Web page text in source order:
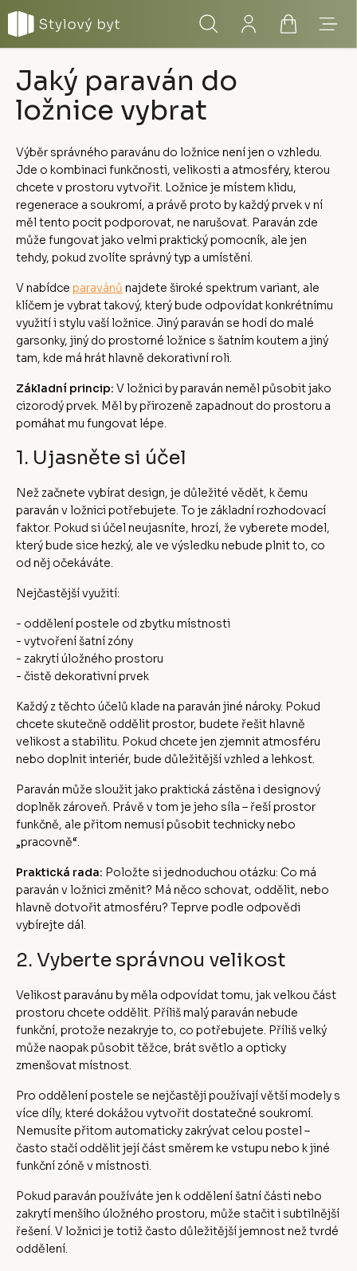
obsah
Hledat PřihlášeníNákupní
košík
Menu
Jaký paraván do
ložnice vybrat
Výběr správného paravánu do ložnice není jen o vzhledu.
Jde o kombinaci funkčnosti, velikosti a atmosféry, kterou
chcete v prostoru vytvořit. Ložnice je místem klidu,
regenerace a soukromí, a právě proto by každý prvek v ní
měl tento pocit podporovat, ne narušovat. Paraván zde
může fungovat jako velmi praktický pomocník, ale jen
tehdy, pokud zvolíte správný typ a umístění.
V nabídce paravánů najdete široké spektrum variant, ale
klíčem je vybrat takový, který bude odpovídat konkrétnímu
využití i stylu vaší ložnice. Jiný paraván se hodí do malé
garsonky, jiný do prostorné ložnice s šatním koutem a jiný
tam, kde má hrát hlavně dekorativní roli.
Základní princip: V ložnici by paraván neměl působit jako
cizorodý prvek. Měl by přirozeně zapadnout do prostoru a
pomáhat mu fungovat lépe.
1. Ujasněte si účel
Než začnete vybírat design, je důležité vědět, k čemu
paraván v ložnici potřebujete. To je základní rozhodovací
faktor. Pokud si účel neujasníte, hrozí, že vyberete model,
který bude sice hezký, ale ve výsledku nebude plnit to, co
od něj očekáváte.
Nejčastější využití:
- oddělení postele od zbytku místnosti
- vytvoření šatní zóny
- zakrytí úložného prostoru
- čistě dekorativní prvek
Každý z těchto účelů klade na paraván jiné nároky. Pokud
chcete skutečně oddělit prostor, budete řešit hlavně
velikost a stabilitu. Pokud chcete jen zjemnit atmosféru
nebo doplnit interiér, bude důležitější vzhled a lehkost.
Paraván může sloužit jako praktická zástěna i designový
doplněk zároveň. Právě v tom je jeho síla – řeší prostor
funkčně, ale přitom nemusí působit technicky nebo
„pracovně“.
Praktická rada: Položte si jednoduchou otázku: Co má
paraván v ložnici změnit? Má něco schovat, oddělit, nebo
hlavně dotvořit atmosféru? Teprve podle odpovědi
vybírejte dál.
2. Vyberte správnou velikost
Velikost paravánu by měla odpovídat tomu, jak velkou část
prostoru chcete oddělit. Příliš malý paraván nebude
funkční, protože nezakryje to, co potřebujete. Příliš velký
může naopak působit těžce, brát světlo a opticky
zmenšovat místnost.
Pro oddělení postele se nejčastěji používají větší modely s
více díly, které dokážou vytvořit dostatečné soukromí.
Nemusíte přitom automaticky zakrývat celou postel –
často stačí oddělit její část směrem ke vstupu nebo k jiné
funkční zóně v místnosti.
Pokud paraván používáte jen k oddělení šatní části nebo
zakrytí menšího úložného prostoru, může stačit i subtilnější
řešení. V ložnici je totiž často důležitější jemnost než tvrdé
oddělení.